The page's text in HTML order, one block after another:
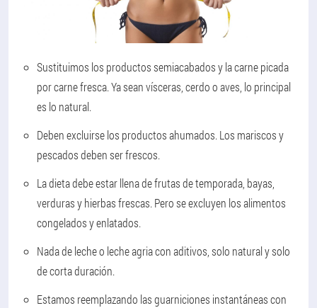
Sustituimos los productos semiacabados y la carne picada
por carne fresca. Ya sean vísceras, cerdo o aves, lo principal
es lo natural.
Deben excluirse los productos ahumados. Los mariscos y
pescados deben ser frescos.
La dieta debe estar llena de frutas de temporada, bayas,
verduras y hierbas frescas. Pero se excluyen los alimentos
congelados y enlatados.
Nada de leche o leche agria con aditivos, solo natural y solo
de corta duración.
Estamos reemplazando las guarniciones instantáneas con